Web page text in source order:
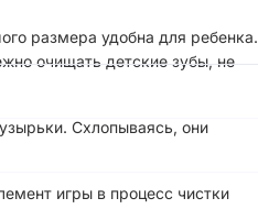
размера удобна для ребенка.
очищать детские зубы, не
Схлопываясь, они
игры в процесс чистки